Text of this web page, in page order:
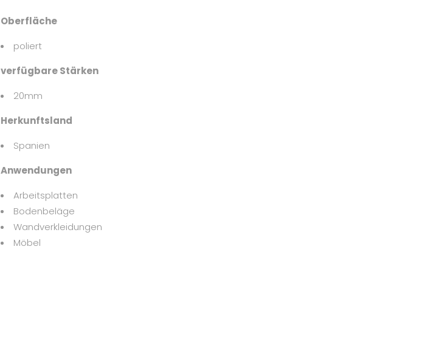
Oberfläche
poliert
verfügbare Stärken
20mm
Herkunftsland
Spanien
Anwendungen
Arbeitsplatten
Bodenbeläge
Wandverkleidungen
Möbel